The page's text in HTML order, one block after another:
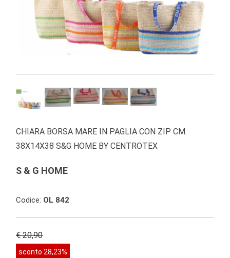
CHIARA BORSA MARE IN PAGLIA CON ZIP CM.
38X14X38 S&G HOME BY CENTROTEX
S & G HOME
Codice: OL 842
€ 20,90
sconto 28,23%